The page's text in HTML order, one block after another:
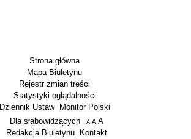
Strona główna
Mapa Biuletynu
Rejestr zmian treści
Statystyki oglądalności
Dziennik Ustaw
Monitor Polski
Menu dodatkowe
Dla słabowidzących A pomniejsz czcionkę
A standardowy rozmiar czcionki
A
Redakcja Biuletynu
Kontakt